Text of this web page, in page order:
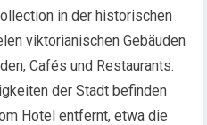
in der historischen
viktorianischen Gebäuden
Cafés und Restaurants.
der Stadt befinden
Hotel entfernt, etwa die